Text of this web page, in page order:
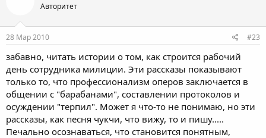
Авторитет
28 Мар 2010 #23
забавно, читать истории о том, как строится рабочий
день сотрудника милиции. Эти рассказы показывают
только то, что профессионализм оперов заключается в
общении с "барабанами", составлении протоколов и
осуждении "терпил". Может я что-то не понимаю, но эти
рассказы, как песня чукчи, что вижу, то и пишу.....
Печально осознаваться, что становится понятным,